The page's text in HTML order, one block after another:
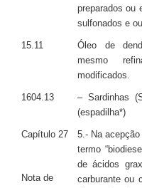
preparados ou
sulfonados e
15.11
Óleo de
mesmo
modificados.
1604.13
– Sardinhas
(espadilha*)
Capítulo 27
Nota de
5.- Na
termo
de ácidos
carburante ou